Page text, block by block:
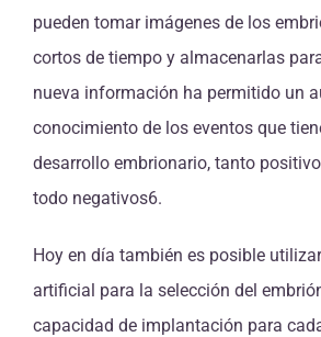
pueden tomar imágenes de los
cortos de tiempo y almacenarlas
nueva información ha permitido un
conocimiento de los eventos que
desarrollo embrionario, tanto
todo negativos6.
Hoy en día también es posible
artificial para la selección del
capacidad de implantación para